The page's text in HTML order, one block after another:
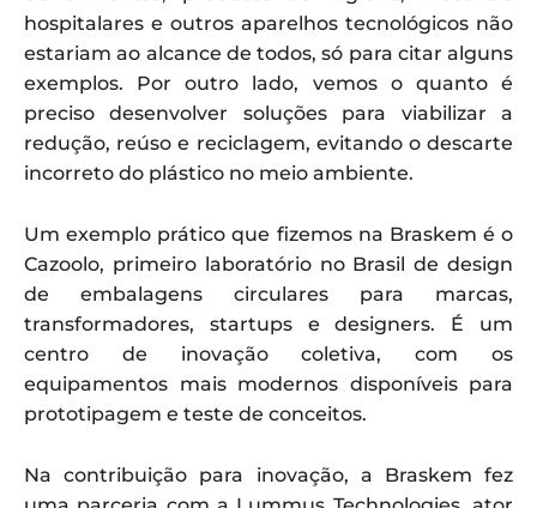
hospitalares e outros aparelhos tecnológicos não
estariam ao alcance de todos, só para citar alguns
exemplos. Por outro lado, vemos o quanto é
preciso desenvolver soluções para viabilizar a
redução, reúso e reciclagem, evitando o descarte
incorreto do plástico no meio ambiente.
Um exemplo prático que fizemos na Braskem é o
Cazoolo, primeiro laboratório no Brasil de design
de embalagens circulares para marcas,
transformadores, startups e designers. É um
centro de inovação coletiva, com os
equipamentos mais modernos disponíveis para
prototipagem e teste de conceitos.
Na contribuição para inovação, a Braskem fez